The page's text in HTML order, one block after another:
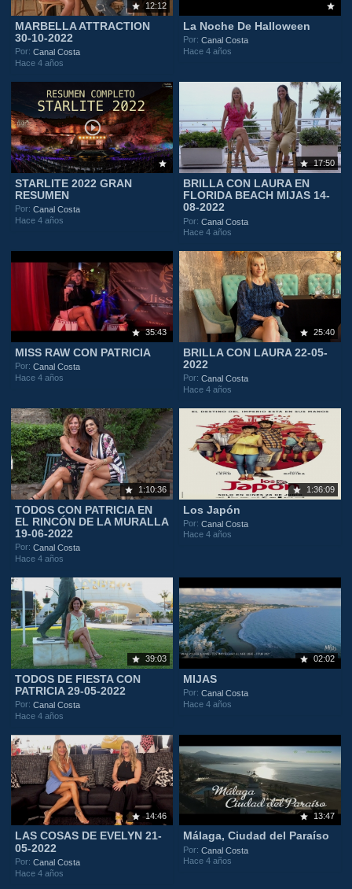
12:12
MARBELLA ATTRACTION
30-10-2022
Por:Canal Costa
Hace 4 años
La Noche De Halloween
Por:Canal Costa
Hace 4 años
STARLITE 2022 GRAN
RESUMEN
Por:Canal Costa
Hace 4 años
17:50
BRILLA CON LAURA EN
FLORIDA BEACH MIJAS 14-
08-2022
Por:Canal Costa
Hace 4 años
35:43
MISS RAW CON PATRICIA
Por:Canal Costa
Hace 4 años
25:40
BRILLA CON LAURA 22-05-
2022
Por:Canal Costa
Hace 4 años
1:10:36
TODOS CON PATRICIA EN
EL RINCÓN DE LA MURALLA
19-06-2022
Por:Canal Costa
Hace 4 años
1:36:09
Los Japón
Por:Canal Costa
Hace 4 años
39:03
TODOS DE FIESTA CON
PATRICIA 29-05-2022
Por:Canal Costa
Hace 4 años
02:02
MIJAS
Por:Canal Costa
Hace 4 años
14:46
LAS COSAS DE EVELYN 21-
05-2022
Por:Canal Costa
Hace 4 años
13:47
Málaga, Ciudad del Paraíso
Por:Canal Costa
Hace 4 años